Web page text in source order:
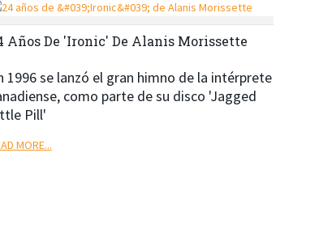
Años De 'Ironic' De Alanis Morissette
1996 se lanzó el gran himno de la intérprete
como parte de su disco 'Jagged
Pill'
MORE...